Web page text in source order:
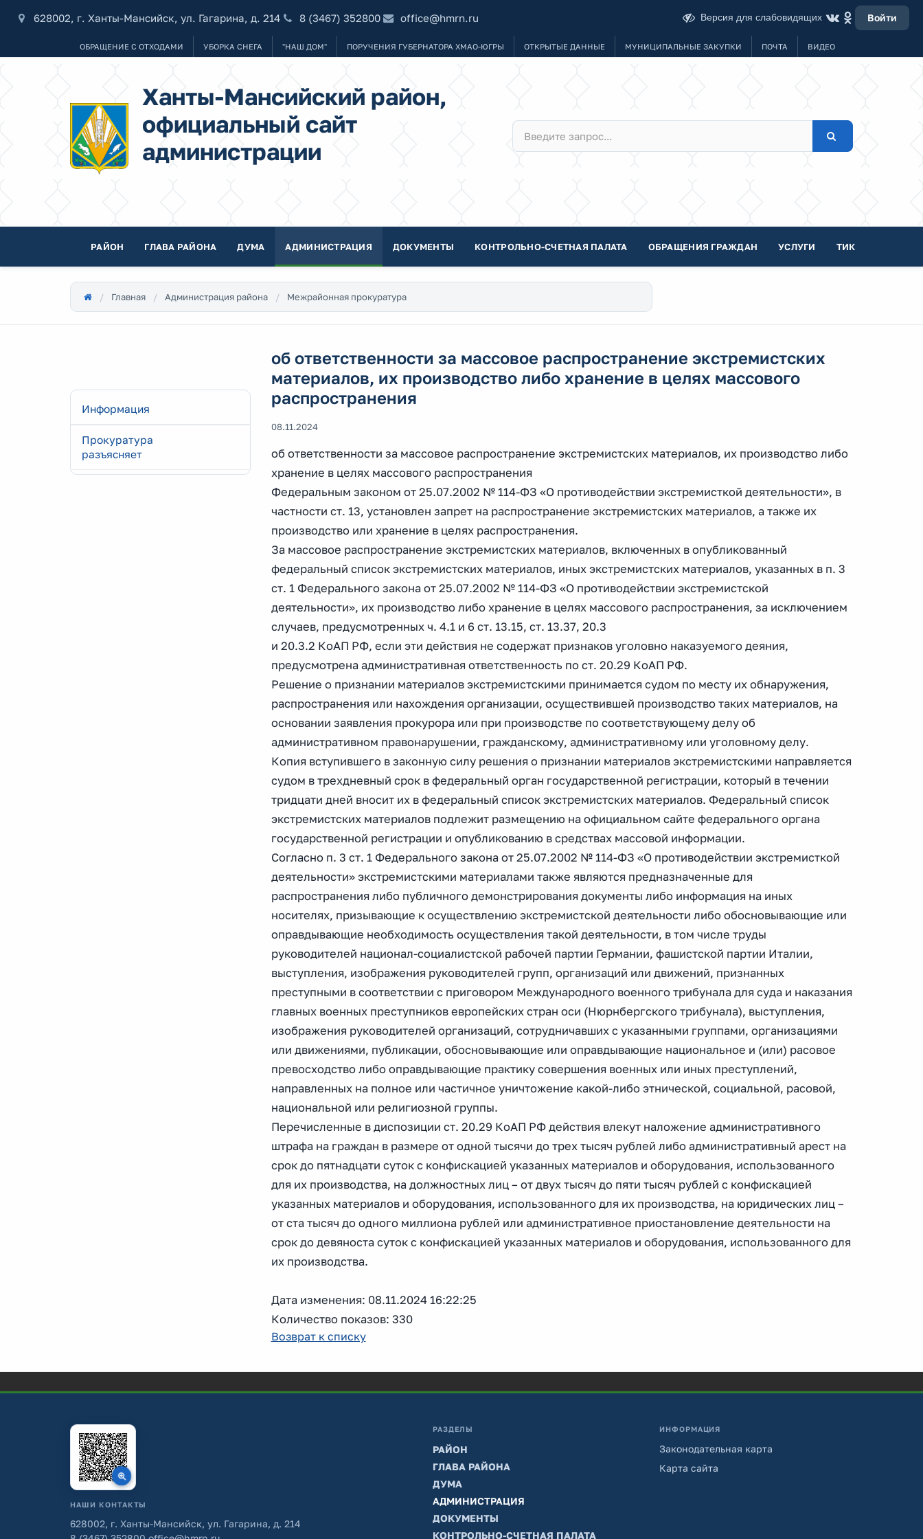
628002, г. Ханты-Мансийск, ул. Гагарина, д. 214 8 (3467) 352800 office@hmrn.ru Версия для слабовидящих Войти
ОБРАЩЕНИЕ С ОТХОДАМИ УБОРКА СНЕГА "НАШ ДОМ" ПОРУЧЕНИЯ ГУБЕРНАТОРА ХМАО-ЮГРЫ ОТКРЫТЫЕ ДАННЫЕ МУНИЦИПАЛЬНЫЕ ЗАКУПКИ ПОЧТА ВИДЕО
Ханты-Мансийский район,
официальный сайт
администрации
РАЙОН ГЛАВА РАЙОНА ДУМА АДМИНИСТРАЦИЯ ДОКУМЕНТЫ КОНТРОЛЬНО-СЧЕТНАЯ ПАЛАТА ОБРАЩЕНИЯ ГРАЖДАН УСЛУГИ ТИК
Главная Администрация района Межрайонная прокуратура
Информация
Прокуратура
разъясняет
об ответственности за массовое распространение экстремистских
материалов, их производство либо хранение в целях массового
распространения
08.11.2024
об ответственности за массовое распространение экстремистских материалов, их производство либо
хранение в целях массового распространения
Федеральным законом от 25.07.2002 № 114-ФЗ «О противодействии экстремисткой деятельности», в
частности ст. 13, установлен запрет на распространение экстремистских материалов, а также их
производство или хранение в целях распространения.
За массовое распространение экстремистских материалов, включенных в опубликованный
федеральный список экстремистских материалов, иных экстремистских материалов, указанных в п. 3
ст. 1 Федерального закона от 25.07.2002 № 114-ФЗ «О противодействии экстремистской
деятельности», их производство либо хранение в целях массового распространения, за исключением
случаев, предусмотренных ч. 4.1 и 6 ст. 13.15, ст. 13.37, 20.3
и 20.3.2 КоАП РФ, если эти действия не содержат признаков уголовно наказуемого деяния,
предусмотрена административная ответственность по ст. 20.29 КоАП РФ.
Решение о признании материалов экстремистскими принимается судом по месту их обнаружения,
распространения или нахождения организации, осуществившей производство таких материалов, на
основании заявления прокурора или при производстве по соответствующему делу об
административном правонарушении, гражданскому, административному или уголовному делу.
Копия вступившего в законную силу решения о признании материалов экстремистскими направляется
судом в трехдневный срок в федеральный орган государственной регистрации, который в течении
тридцати дней вносит их в федеральный список экстремистских материалов. Федеральный список
экстремистских материалов подлежит размещению на официальном сайте федерального органа
государственной регистрации и опубликованию в средствах массовой информации.
Согласно п. 3 ст. 1 Федерального закона от 25.07.2002 № 114-ФЗ «О противодействии экстремисткой
деятельности» экстремистскими материалами также являются предназначенные для
распространения либо публичного демонстрирования документы либо информация на иных
носителях, призывающие к осуществлению экстремистской деятельности либо обосновывающие или
оправдывающие необходимость осуществления такой деятельности, в том числе труды
руководителей национал-социалистской рабочей партии Германии, фашистской партии Италии,
выступления, изображения руководителей групп, организаций или движений, признанных
преступными в соответствии с приговором Международного военного трибунала для суда и наказания
главных военных преступников европейских стран оси (Нюрнбергского трибунала), выступления,
изображения руководителей организаций, сотрудничавших с указанными группами, организациями
или движениями, публикации, обосновывающие или оправдывающие национальное и (или) расовое
превосходство либо оправдывающие практику совершения военных или иных преступлений,
направленных на полное или частичное уничтожение какой-либо этнической, социальной, расовой,
национальной или религиозной группы.
Перечисленные в диспозиции ст. 20.29 КоАП РФ действия влекут наложение административного
штрафа на граждан в размере от одной тысячи до трех тысяч рублей либо административный арест на
срок до пятнадцати суток с конфискацией указанных материалов и оборудования, использованного
для их производства, на должностных лиц – от двух тысяч до пяти тысяч рублей с конфискацией
указанных материалов и оборудования, использованного для их производства, на юридических лиц –
от ста тысяч до одного миллиона рублей или административное приостановление деятельности на
срок до девяноста суток с конфискацией указанных материалов и оборудования, использованного для
их производства.
Дата изменения: 08.11.2024 16:22:25
Количество показов: 330
Возврат к списку
НАШИ КОНТАКТЫ
628002, г. Ханты-Мансийск, ул. Гагарина, д. 214
РАЗДЕЛЫ
РАЙОН
ГЛАВА РАЙОНА
ДУМА
АДМИНИСТРАЦИЯ
ДОКУМЕНТЫ
КОНТРОЛЬНО-СЧЕТНАЯ ПАЛАТА
ИНФОРМАЦИЯ
Законодательная карта
Карта сайта